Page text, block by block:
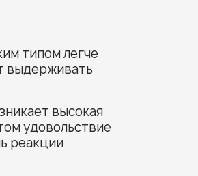
типом легче
выдерживать
высокая
удовольствие
реакции